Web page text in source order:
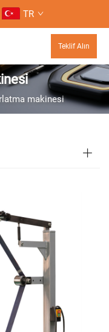
TR
Teklif Alın
makinesi